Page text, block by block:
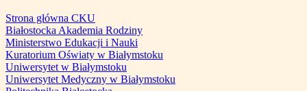
Strona główna CKU
Białostocka Akademia Rodziny
Ministerstwo Edukacji i Nauki
Kuratorium Oświaty w Białymstoku
Uniwersytet w Białymstoku
Uniwersytet Medyczny w Białymstoku